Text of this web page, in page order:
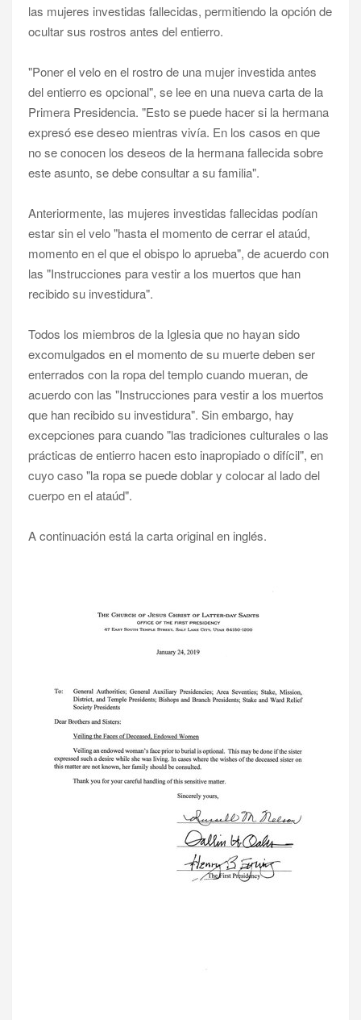
las mujeres investidas fallecidas, permitiendo la opción de
ocultar sus rostros antes del entierro.
"Poner el velo en el rostro de una mujer investida antes
del entierro es opcional", se lee en una nueva carta de la
Primera Presidencia. "Esto se puede hacer si la hermana
expresó ese deseo mientras vivía. En los casos en que
no se conocen los deseos de la hermana fallecida sobre
este asunto, se debe consultar a su familia".
Anteriormente, las mujeres investidas fallecidas podían
estar sin el velo "hasta el momento de cerrar el ataúd,
momento en el que el obispo lo aprueba", de acuerdo con
las "Instrucciones para vestir a los muertos que han
recibido su investidura".
Todos los miembros de la Iglesia que no hayan sido
excomulgados en el momento de su muerte deben ser
enterrados con la ropa del templo cuando mueran, de
acuerdo con las "Instrucciones para vestir a los muertos
que han recibido su investidura". Sin embargo, hay
excepciones para cuando "las tradiciones culturales o las
prácticas de entierro hacen esto inapropiado o difícil", en
cuyo caso "la ropa se puede doblar y colocar al lado del
cuerpo en el ataúd".
A continuación está la carta original en inglés.